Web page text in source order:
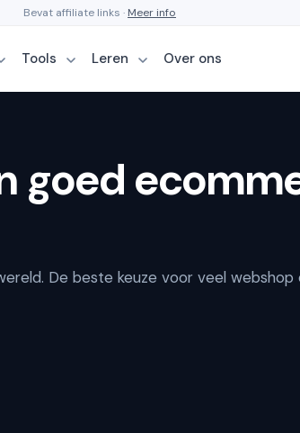
Bevat affiliate links · Meer info
Tools Leren Over ons
goed
De beste keuze voor veel webshop